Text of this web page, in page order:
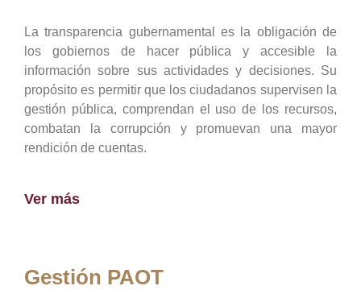
La transparencia gubernamental es la obligación de
los gobiernos de hacer pública y accesible la
información sobre sus actividades y decisiones. Su
propósito es permitir que los ciudadanos supervisen la
gestión pública, comprendan el uso de los recursos,
combatan la corrupción y promuevan una mayor
rendición de cuentas.
Ver más
Gestión PAOT